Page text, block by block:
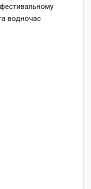
водночас